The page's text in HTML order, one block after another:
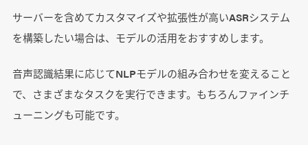
サーバーを含めてカスタマイズや拡張性が高いASRシステム
を構築したい場合は、モデルの活用をおすすめします。
音声認識結果に応じてNLPモデルの組み合わせを変えること
で、さまざまなタスクを実行できます。もちろんファインチ
ューニングも可能です。